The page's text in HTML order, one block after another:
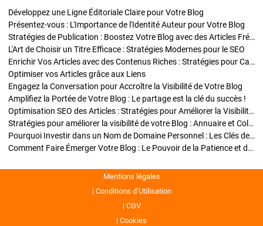
Développez une Ligne Éditoriale Claire pour Votre Blog
Présentez-vous : L'Importance de l'Identité Auteur pour Votre Blog
Stratégies de Publication : Boostez Votre Blog avec des Articles Fréquents et Exclusifs
L'Art de Choisir un Titre Efficace : Stratégies Modernes pour le SEO
Enrichir Vos Articles avec des Contenus Riches : Stratégies pour Captiver et Optimiser
Optimiser vos Articles grâce aux Liens
Engagez la Conversation pour Accroître la Visibilité de Votre Blog
Amplifiez la Portée de Votre Blog : Le partage est la clé du succès !
Optimisation SEO des Articles : Stratégies pour Améliorer la Visibilité de Votre Blog
Stratégies pour améliorer la visibilité de votre Blog : Annuaire et Collaborations
Pourquoi Investir dans un Nom de Domaine Personnel : Les Clés de la Réussite de Votre Blog
Comment Faire Émerger Votre Blog : Le Pouvoir de la Patience et de la Persévérance
Mentions légales
Conditions d’Utilisation
CGV
Cookies